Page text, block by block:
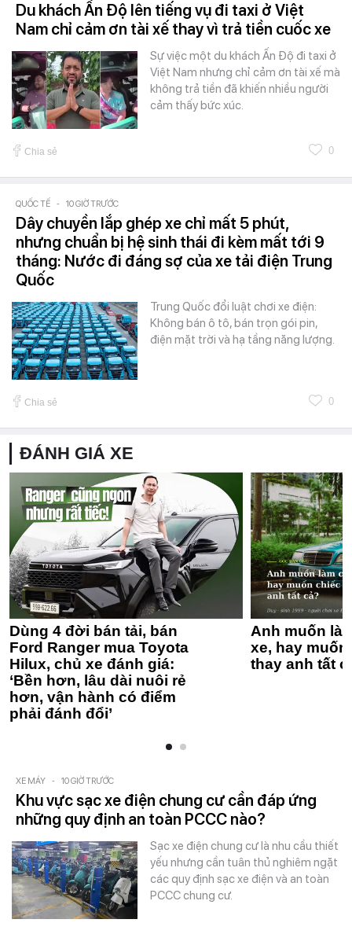
Du khách Ấn Độ lên tiếng vụ đi taxi ở Việt
Nam chỉ cảm ơn tài xế thay vì trả tiền cuốc xe
Sự việc một du khách Ấn Độ đi taxi ở
Việt Nam nhưng chỉ cảm ơn tài xế mà
không trả tiền đã khiến nhiều người
cảm thấy bức xúc.
Chia sẻ 0
QUỐC TẾ - 10 GIỜ TRƯỚC
Dây chuyền lắp ghép xe chỉ mất 5 phút,
nhưng chuẩn bị hệ sinh thái đi kèm mất tới 9
tháng: Nước đi đáng sợ của xe tải điện Trung
Quốc
Trung Quốc đổi luật chơi xe điện:
Không bán ô tô, bán trọn gói pin,
điện mặt trời và hạ tầng năng lượng.
Chia sẻ 0
ĐÁNH GIÁ XE
Dùng 4 đời bán tải, bán
Ford Ranger mua Toyota
Hilux, chủ xe đánh giá:
‘Bền hơn, lâu dài nuôi rẻ
hơn, vận hành có điểm
phải đánh đổi’
Anh muốn
xe, hay
thay anh tất
XE MÁY - 10 GIỜ TRƯỚC
Khu vực sạc xe điện chung cư cần đáp ứng
những quy định an toàn PCCC nào?
Sạc xe điện chung cư là nhu cầu thiết
yếu nhưng cần tuân thủ nghiêm ngặt
các quy định sạc xe điện và an toàn
PCCC chung cư.